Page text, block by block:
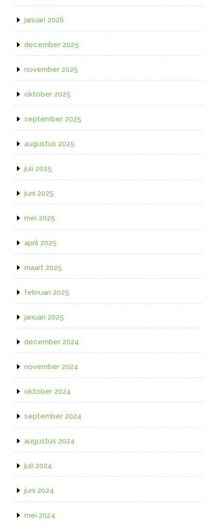
januari 2026
december 2025
november 2025
oktober 2025
september 2025
augustus 2025
juli 2025
juni 2025
mei 2025
april 2025
maart 2025
februari 2025
januari 2025
december 2024
november 2024
oktober 2024
september 2024
augustus 2024
juli 2024
juni 2024
mei 2024